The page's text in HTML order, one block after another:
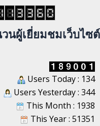
นผู้เยี่ยมชมเว็บไซต์
Users Today : 134
Users Yesterday : 344
This Month : 1938
This Year : 51351